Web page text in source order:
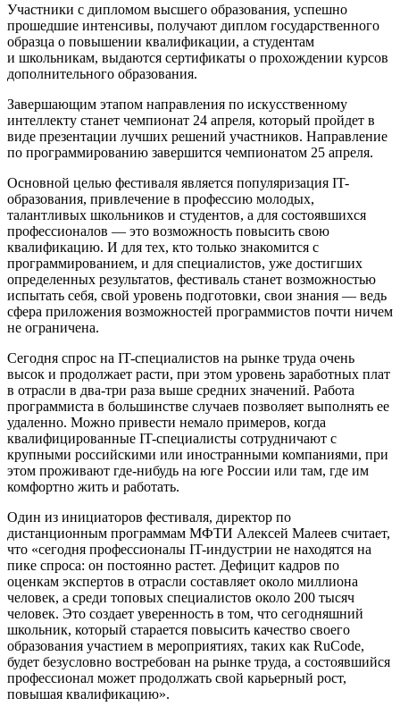
Участники с дипломом высшего образования, успешно
прошедшие интенсивы, получают диплом государственного
образца о повышении квалификации, а студентам
и школьникам, выдаются сертификаты о прохождении курсов
дополнительного образования.
Завершающим этапом направления по искусственному
интеллекту станет чемпионат 24 апреля, который пройдет в
виде презентации лучших решений участников. Направление
по программированию завершится чемпионатом 25 апреля.
Основной целью фестиваля является популяризация IT-
образования, привлечение в профессию молодых,
талантливых школьников и студентов, а для состоявшихся
профессионалов — это возможность повысить свою
квалификацию. И для тех, кто только знакомится с
программированием, и для специалистов, уже достигших
определенных результатов, фестиваль станет возможностью
испытать себя, свой уровень подготовки, свои знания — ведь
сфера приложения возможностей программистов почти ничем
не ограничена.
Сегодня спрос на IT-специалистов на рынке труда очень
высок и продолжает расти, при этом уровень заработных плат
в отрасли в два-три раза выше средних значений. Работа
программиста в большинстве случаев позволяет выполнять ее
удаленно. Можно привести немало примеров, когда
квалифицированные IT-специалисты сотрудничают с
крупными российскими или иностранными компаниями, при
этом проживают где-нибудь на юге России или там, где им
комфортно жить и работать.
Один из инициаторов фестиваля, директор по
дистанционным программам МФТИ Алексей Малеев считает,
что «сегодня профессионалы IT-индустрии не находятся на
пике спроса: он постоянно растет. Дефицит кадров по
оценкам экспертов в отрасли составляет около миллиона
человек, а среди топовых специалистов около 200 тысяч
человек. Это создает уверенность в том, что сегодняшний
школьник, который старается повысить качество своего
образования участием в мероприятиях, таких как RuCode,
будет безусловно востребован на рынке труда, а состоявшийся
профессионал может продолжать свой карьерный рост,
повышая квалификацию».